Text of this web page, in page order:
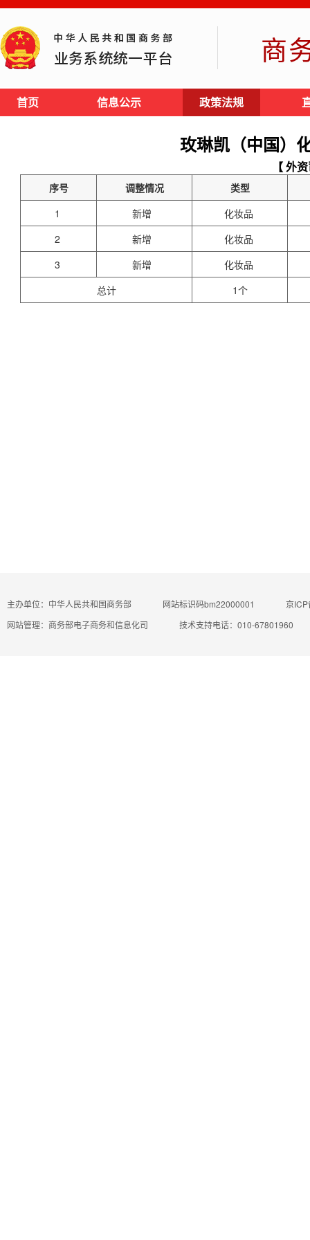
商
首页 信息公示 政策法规
玫琳凯（中国）
【 外
序号 调整情况
类型
1
新增
化妆品
2
新增
化妆品
3
新增
化妆品
总计
1个
主办单位：中华人民共和国商务部 网站标识码bm22000001
京
网站管理：商务部电子商务和信息化司
技术支持电话：010-67801960